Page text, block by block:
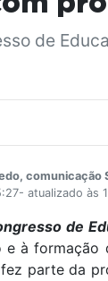
de
comunicação
atualizado às
de
e à formação
parte da